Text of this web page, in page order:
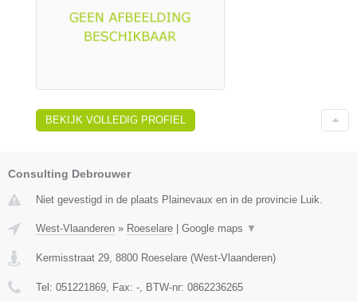
BEKIJK VOLLEDIG PROFIEL
Consulting Debrouwer
Niet gevestigd in de plaats Plainevaux en in de provincie Luik.
West-Vlaanderen » Roeselare | Google maps ▼
Kermisstraat 29 8800 Roeselare (West-Vlaanderen)
Tel: 051221869 , Fax: - , BTW-nr: 0862236265